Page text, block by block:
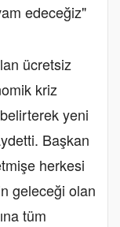
edeceğiz"
ücretsiz
kriz
belirterek yeni
Başkan
herkesi
geleceği olan
tüm